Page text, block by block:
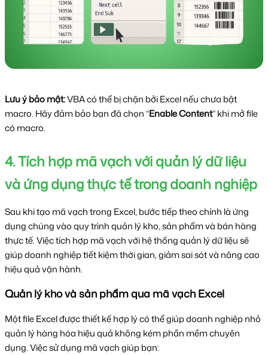
Lưu ý bảo mật:VBA có thể bị chặn bởi Excel nếu chưa bật
macro. Hãy đảm bảo bạn đã chọn “Enable Content” khi mở file
có macro.
4. Tích hợp mã vạch với quản lý dữ liệu
và ứng dụng thực tế trong doanh nghiệp
Sau khi tạo mã vạch trong Excel, bước tiếp theo chính là ứng
dụng chúng vào quy trình quản lý kho, sản phẩm và bán hàng
thực tế. Việc tích hợp mã vạch với hệ thống quản lý dữ liệu sẽ
giúp doanh nghiệp tiết kiệm thời gian, giảm sai sót và nâng cao
hiệu quả vận hành.
Quản lý kho và sản phẩm qua mã vạch Excel
Một file Excel được thiết kế hợp lý có thể giúp doanh nghiệp nhỏ
quản lý hàng hóa hiệu quả không kém phần mềm chuyên
dụng. Việc sử dụng mã vạch giúp bạn: